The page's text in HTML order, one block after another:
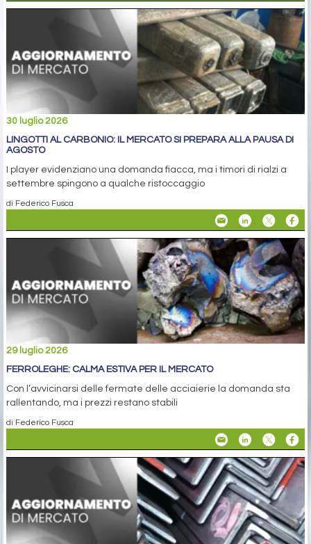
30 luglio 2026
LINGOTTI AL CARBONIO: IL MERCATO SI PREPARA ALLA PAUSA DI
AGOSTO
I player evidenziano una domanda fiacca, ma i timori di rialzi a
settembre spingono a qualche ristoccaggio
di Federico Fusca
29 luglio 2026
FERROLEGHE: CALMA ESTIVA PER IL MERCATO
Con l’avvicinarsi delle fermate delle acciaierie la domanda sta
rallentando, ma i prezzi restano stabili
di Federico Fusca